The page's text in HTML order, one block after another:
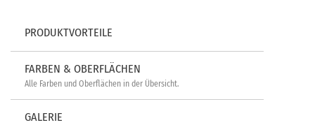
PRODUKTVORTEILE
FARBEN & OBERFLÄCHEN
Alle Farben und Oberflächen in der Übersicht.
GALERIE